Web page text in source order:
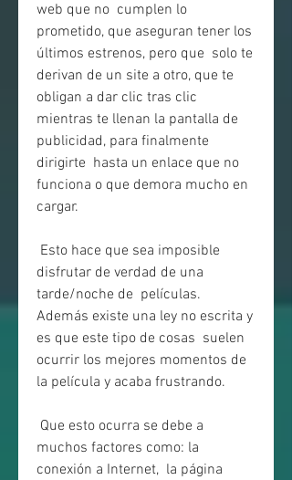
web que no  cumplen lo
prometido, que aseguran tener los
últimos estrenos, pero que  solo te
derivan de un site a otro, que te
obligan a dar clic tras clic
mientras te llenan la pantalla de
publicidad, para finalmente
dirigirte  hasta un enlace que no
funciona o que demora mucho en
cargar.
disfrutar de verdad de una
tarde/noche de  películas.
Además existe una ley no escrita y
es que este tipo de cosas  suelen
ocurrir los mejores momentos de
la película y acaba frustrando.
muchos factores como: la
conexión a Internet,  la página